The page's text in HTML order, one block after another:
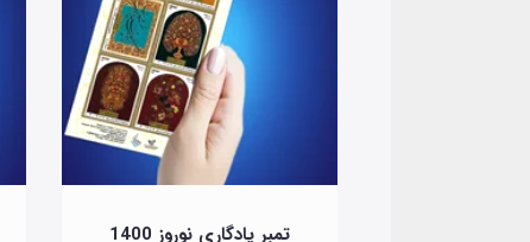
تمبر یادگاری نوروز 1400